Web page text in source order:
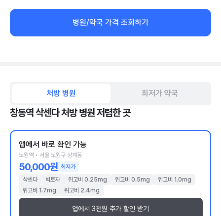
병원/약국 가격 조회하기
처방 병원 최저가 약국
창동역 삭센다 처방 병원 저렴한 곳
앱에서 바로 확인 가능
노원역 • 서울 노원구 상계동
50,000원 최저가
삭센다
빅토자 위고비 0.25mg 위고비 0.5mg
위고비 1.0mg
위고비 1.7mg
위고비 2.4mg
앱에서 3천원 추가 할인 받기